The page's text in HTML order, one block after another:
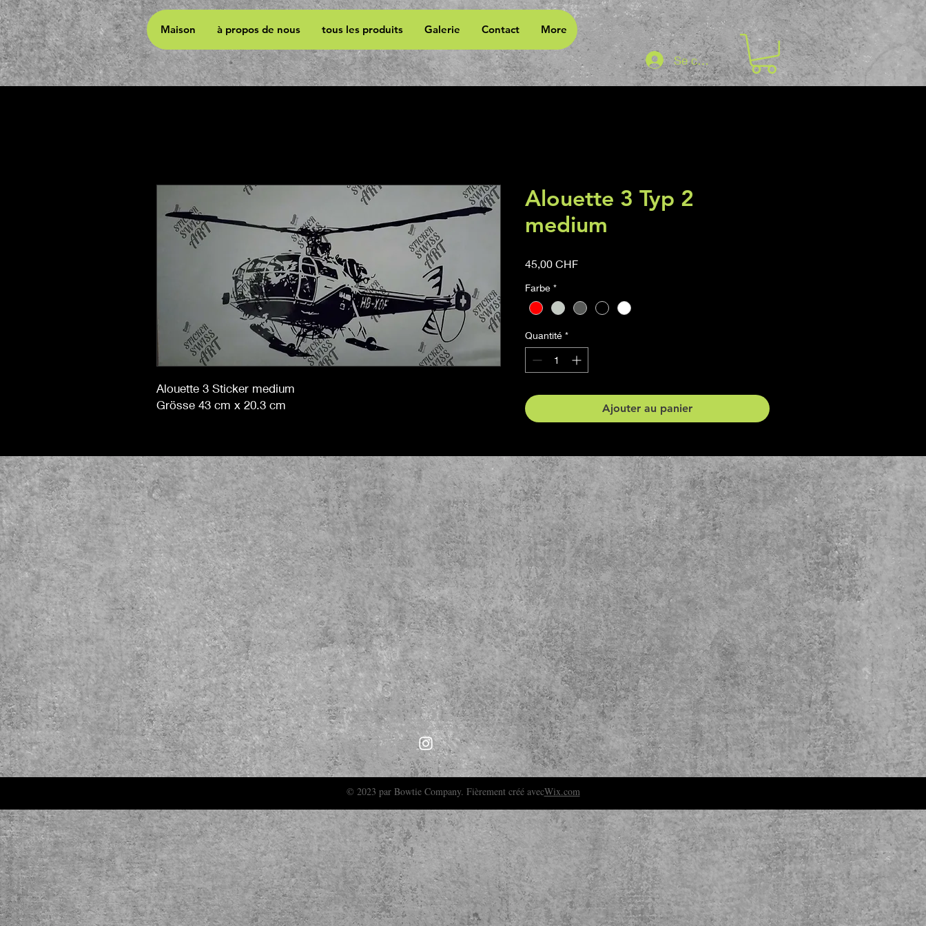
Maison à propos de nous tous les produits Galerie Contact More
Se connecter
Alouette 3 Sticker medium
Grösse 43 cm x 20.3 cm
Alouette 3 Typ 2
medium
45,00 CHFPrix
Farbe *
Quantité *
Ajouter au panier
© 2023 par Bowtie Company. Fièrement créé avecWix.com